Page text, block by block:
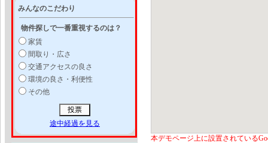
みんなのこだわり
物件探しで一番重視するのは？
家賃
間取り・広さ
交通アクセスの良さ
環境の良さ・利便性
その他
途中経過を見る
本デモページ上に設置されている